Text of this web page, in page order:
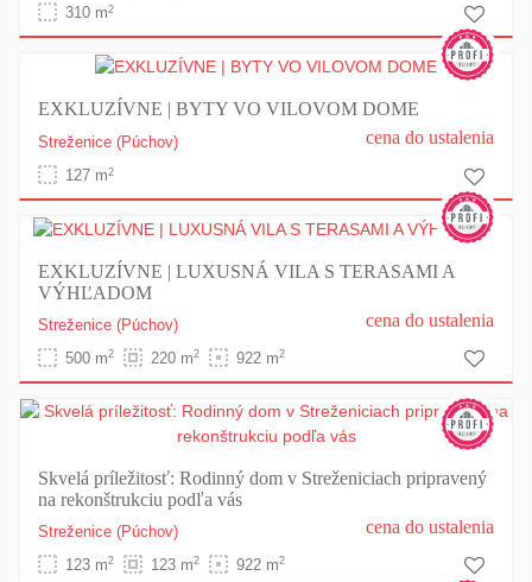
310 m2
EXKLUZÍVNE | BYTY VO VILOVOM DOME
Streženice (Púchov)
127 m2
cena do ustalenia
EXKLUZÍVNE | LUXUSNÁ VILA S TERASAMI A
VÝHĽADOM
Streženice (Púchov)
500 m2 220 m2 922 m2
cena do ustalenia
Skvelá príležitosť: Rodinný dom v Streženiciach pripravený
na rekonštrukciu podľa vás
Streženice (Púchov)
123 m2 123 m2 922 m2
cena do ustalenia